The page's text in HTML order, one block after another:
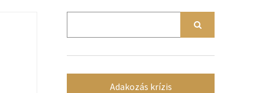
Adakozás krízis